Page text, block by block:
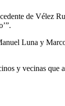
de Vélez
Luna y
y vecinas que